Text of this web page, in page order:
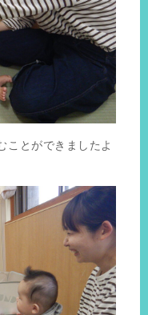
ことができましたよ